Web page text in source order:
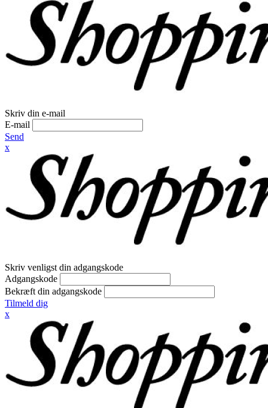
Skriv din e-mail
E-mail
Send
x
Skriv venligst din adgangskode
Adgangskode
Bekræft din adgangskode
Tilmeld dig
x